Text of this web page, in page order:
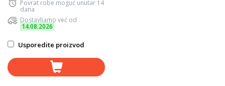
Povrat robe moguć unutar 14
dana
Dostavljamo već od
14.08.2026
Usporedite proizvod